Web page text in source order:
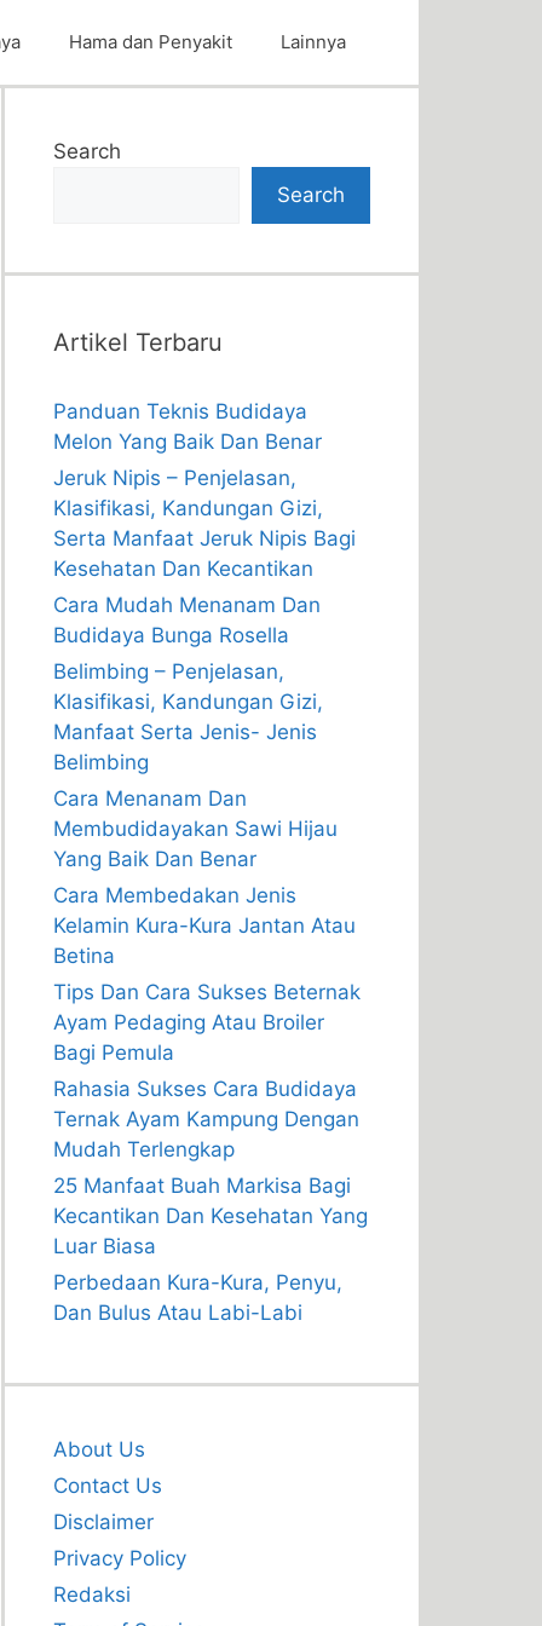
Hama dan Penyakit Lainnya
Search
Search
Artikel Terbaru
Panduan Teknis Budidaya
Melon Yang Baik Dan Benar
Jeruk Nipis – Penjelasan,
Klasifikasi, Kandungan Gizi,
Serta Manfaat Jeruk Nipis Bagi
Kesehatan Dan Kecantikan
Cara Mudah Menanam Dan
Budidaya Bunga Rosella
Belimbing – Penjelasan,
Klasifikasi, Kandungan Gizi,
Manfaat Serta Jenis- Jenis
Belimbing
Cara Menanam Dan
Membudidayakan Sawi Hijau
Yang Baik Dan Benar
Cara Membedakan Jenis
Kelamin Kura-Kura Jantan Atau
Betina
Tips Dan Cara Sukses Beternak
Ayam Pedaging Atau Broiler
Bagi Pemula
Rahasia Sukses Cara Budidaya
Ternak Ayam Kampung Dengan
Mudah Terlengkap
25 Manfaat Buah Markisa Bagi
Kecantikan Dan Kesehatan Yang
Luar Biasa
Perbedaan Kura-Kura, Penyu,
Dan Bulus Atau Labi-Labi
About Us
Contact Us
Disclaimer
Privacy Policy
Redaksi